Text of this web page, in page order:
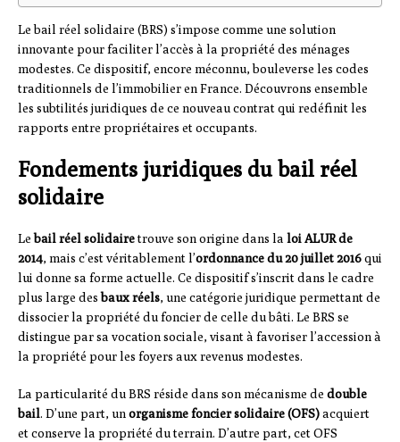
Le bail réel solidaire (BRS) s’impose comme une solution
innovante pour faciliter l’accès à la propriété des ménages
modestes. Ce dispositif, encore méconnu, bouleverse les codes
traditionnels de l’immobilier en France. Découvrons ensemble
les subtilités juridiques de ce nouveau contrat qui redéfinit les
rapports entre propriétaires et occupants.
Fondements juridiques du bail réel
solidaire
Lebail réel solidairetrouve son origine dans la loi ALUR de
2014, mais c’est véritablement l’ordonnance du 20 juillet 2016qui
lui donne sa forme actuelle. Ce dispositif s’inscrit dans le cadre
plus large desbaux réels, une catégorie juridique permettant de
dissocier la propriété du foncier de celle du bâti. Le BRS se
distingue par sa vocation sociale, visant à favoriser l’accession à
la propriété pour les foyers aux revenus modestes.
La particularité du BRS réside dans son mécanisme de double
bail. D’une part, unorganisme foncier solidaire (OFS)acquiert
et conserve la propriété du terrain. D’autre part, cet OFS